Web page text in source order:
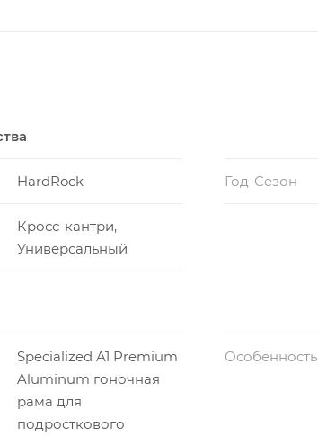
HardRock Год-Сезон
Кросс-кантри,
Универсальный
Specialized A1 Premium
Aluminum гоночная
рама для
подросткового
Особенность